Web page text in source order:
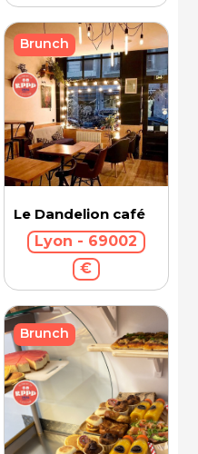
Le Dandelion café
Lyon - 69002
€
Brunch
Brunch